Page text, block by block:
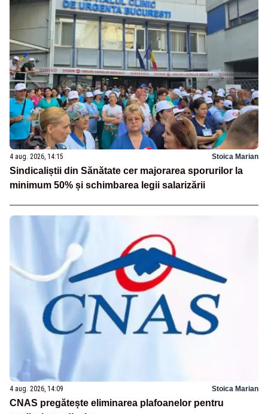
4 aug. 2026, 14:15 Stoica Marian
Sindicaliștii din Sănătate cer majorarea sporurilor la
minimum 50% și schimbarea legii salarizării
4 aug. 2026, 14:09 Stoica Marian
CNAS pregătește eliminarea plafoanelor pentru